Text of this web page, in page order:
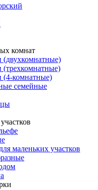
комнат
(двухкомнатные)
(трехкомнатные)
(4-комнатные)
семейные
маленьких участков